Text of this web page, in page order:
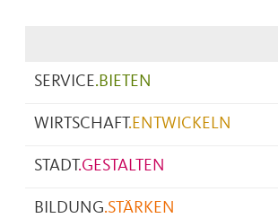
SERVICE.BIETEN
WIRTSCHAFT.ENTWICKELN
STADT.GESTALTEN
BILDUNG.STÄRKEN